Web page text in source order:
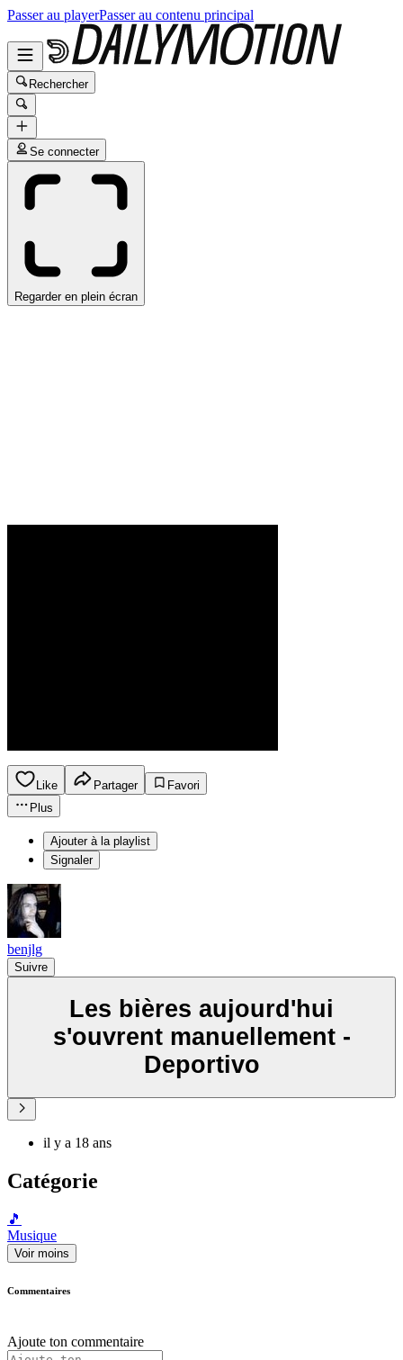
Passer au playerPasser au contenu principal
Rechercher
Se connecter
Regarder en plein écran
Like Partager
Favori
Plus
Ajouter à la playlist
Signaler
benjlg
Suivre
Les bières aujourd'hui
s'ouvrent manuellement -
Deportivo
il y a 18 ans
Catégorie
🎵
Musique
Voir moins
Commentaires
Ajoute ton commentaire